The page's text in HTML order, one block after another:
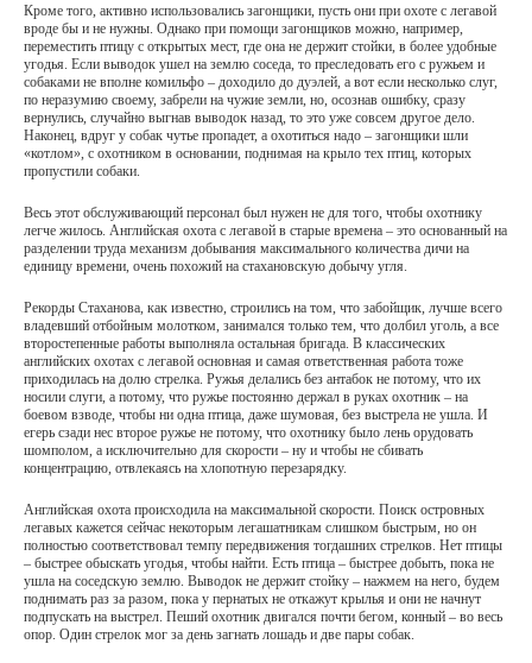
Кроме того, активно использовались загонщики, пусть они при охоте с легавой
вроде бы и не нужны. Однако при помощи загонщиков можно, например,
переместить птицу с открытых мест, где она не держит стойки, в более удобные
угодья. Если выводок ушел на землю соседа, то преследовать его с ружьем и
собаками не вполне комильфо – доходило до дуэлей, а вот если несколько слуг,
по неразумию своему, забрели на чужие земли, но, осознав ошибку, сразу
вернулись, случайно выгнав выводок назад, то это уже совсем другое дело.
Наконец, вдруг у собак чутье пропадет, а охотиться надо – загонщики шли
«котлом», с охотником в основании, поднимая на крыло тех птиц, которых
пропустили собаки.
Весь этот обслуживающий персонал был нужен не для того, чтобы охотнику
легче жилось. Английская охота с легавой в старые времена – это основанный на
разделении труда механизм добывания максимального количества дичи на
единицу времени, очень похожий на стахановскую добычу угля.
Рекорды Стаханова, как известно, строились на том, что забойщик, лучше всего
владевший отбойным молотком, занимался только тем, что долбил уголь, а все
второстепенные работы выполняла остальная бригада. В классических
английских охотах с легавой основная и самая ответственная работа тоже
приходилась на долю стрелка. Ружья делались без антабок не потому, что их
носили слуги, а потому, что ружье постоянно держал в руках охотник – на
боевом взводе, чтобы ни одна птица, даже шумовая, без выстрела не ушла. И
егерь сзади нес второе ружье не потому, что охотнику было лень орудовать
шомполом, а исключительно для скорости – ну и чтобы не сбивать
концентрацию, отвлекаясь на хлопотную перезарядку.
Английская охота происходила на максимальной скорости. Поиск островных
легавых кажется сейчас некоторым легашатникам слишком быстрым, но он
полностью соответствовал темпу передвижения тогдашних стрелков. Нет птицы
– быстрее обыскать угодья, чтобы найти. Есть птица – быстрее добыть, пока не
ушла на соседскую землю. Выводок не держит стойку – нажмем на него, будем
поднимать раз за разом, пока у пернатых не откажут крылья и они не начнут
подпускать на выстрел. Пеший охотник двигался почти бегом, конный – во весь
опор. Один стрелок мог за день загнать лошадь и две пары собак.